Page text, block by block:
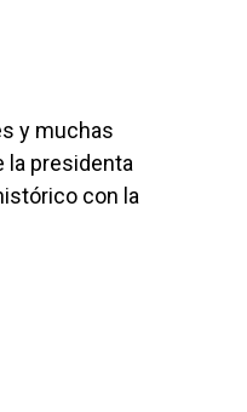
y muchas
la presidenta
con la